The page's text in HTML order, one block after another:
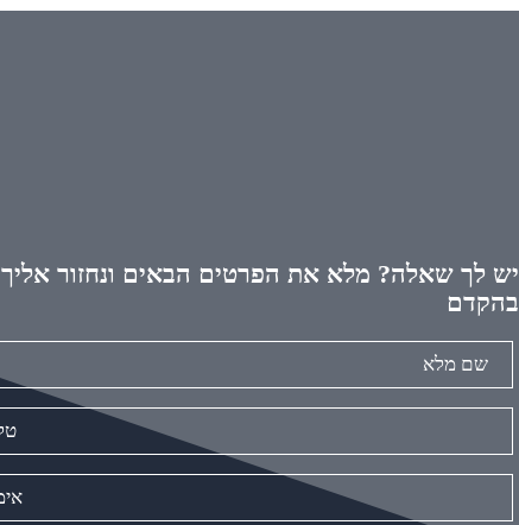
יש לך שאלה? מלא את הפרטים הבאים ונחזור אליך
בהקדם